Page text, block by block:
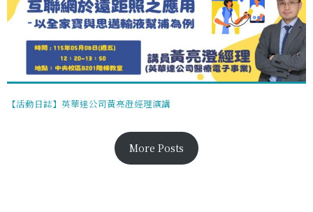
【活動日誌】英華達公司黃亮澄經理演講
More Posts